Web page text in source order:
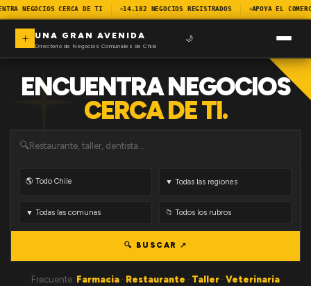
NEGOCIOS CERCA DE TI 14.182 NEGOCIOS REGISTRADOS APOYA EL
UNA GRAN AVENIDA
Directorio de Negocios Comunales de Chile
🌙
ENCUENTRA NEGOCIOS
CERCA DE TI.
🔍
🔍 BUSCAR ↗
Frecuente: Farmacia · Restaurante · Taller · Veterinaria